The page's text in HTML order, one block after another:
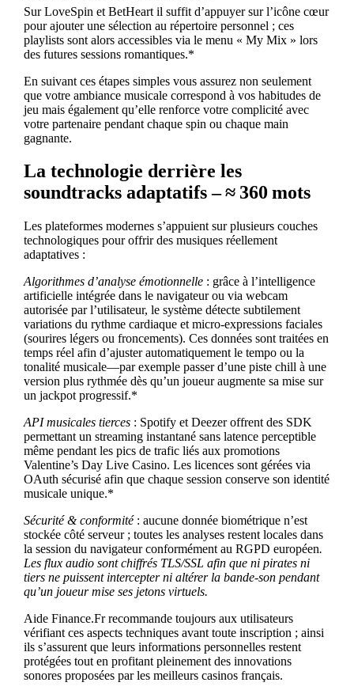
Sur LoveSpin et BetHeart il suffit d’appuyer sur l’icône cœur
pour ajouter une sélection au répertoire personnel ; ces
playlists sont alors accessibles via le menu « My Mix » lors
des futures sessions romantiques.*
En suivant ces étapes simples vous assurez non seulement
que votre ambiance musicale correspond à vos habitudes de
jeu mais également qu’elle renforce votre complicité avec
votre partenaire pendant chaque spin ou chaque main
gagnante.
La technologie derrière les
soundtracks adaptatifs – ≈ 360 mots
Les plateformes modernes s’appuient sur plusieurs couches
technologiques pour offrir des musiques réellement
adaptatives :
Algorithmes d’analyse émotionnelle: grâce à l’intelligence
artificielle intégrée dans le navigateur ou via webcam
autorisée par l’utilisateur, le système détecte subtilement
variations du rythme cardiaque et micro‑expressions faciales
(sourires légers ou froncements). Ces données sont traitées en
temps réel afin d’ajuster automatiquement le tempo ou la
tonalité musicale—par exemple passer d’une piste chill à une
version plus rythmée dès qu’un joueur augmente sa mise sur
un jackpot progressif.*
API musicales tierces: Spotify et Deezer offrent des SDK
permettant un streaming instantané sans latence perceptible
même pendant les pics de trafic liés aux promotions
Valentine’s Day Live Casino. Les licences sont gérées via
OAuth sécurisé afin que chaque session conserve son identité
musicale unique.*
Sécurité & conformité: aucune donnée biométrique n’est
stockée côté serveur ; toutes les analyses restent locales dans
la session du navigateur conformément au RGPD européen.
Les flux audio sont chiffrés TLS/SSL afin que ni pirates ni
tiers ne puissent intercepter ni altérer la bande‑son pendant
qu’un joueur mise ses jetons virtuels.
Aide Finance.Fr recommande toujours aux utilisateurs
vérifiant ces aspects techniques avant toute inscription ; ainsi
ils s’assurent que leurs informations personnelles restent
protégées tout en profitant pleinement des innovations
sonores proposées par les meilleurs casinos français.